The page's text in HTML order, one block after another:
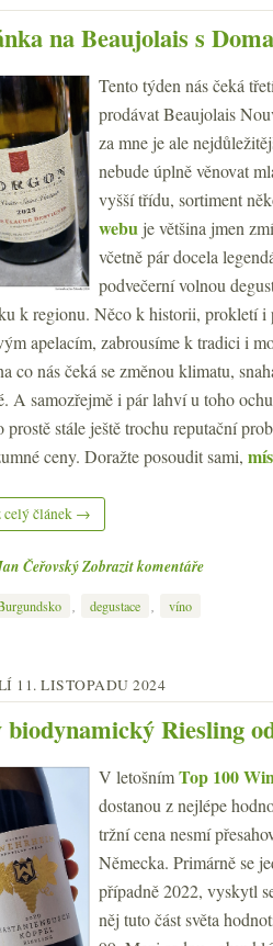
na Beaujolais s
Tento týden nás čeká
prodávat Beaujolais
za mne je ale
nebude úplně věnovat
vyšší třídu, sortiment
webu je většina jmen
včetně pár docela
podvečerní volnou
k regionu. Něco k historii, prokletí i
apelacím, zabrousíme k tradici i
co nás čeká se změnou klimatu,
A samozřejmě i pár lahví u toho
stále ještě trochu reputační
ceny. Doražte posoudit sami,
celý článek →
ČeřovskýZobrazit komentáře
, degustace , víno
11. LISTOPADU 2024
biodynamický Riesling
V letošnímTop 100
dostanou z nejlépe
tržní cena nesmí
Německa. Primárně se
případně 2022, vyskytl
něj tuto část světa